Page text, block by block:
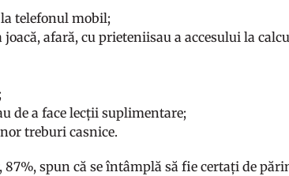
telefonul mobil;
afară, cu prieteniisau a accesului la
de a face lecții suplimentare;
treburi casnice.
spun că se întâmplă să fie certați de